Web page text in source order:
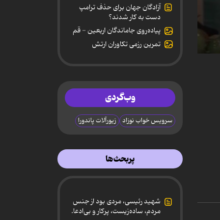
آزادگان جهان برای حذف ترامپ
دست به کار شدند؟
پیاده‌روی جاماندگان اربعین - قم
تمرین رزمی تکاوران ارتش
وب‌گردی
سرویس خواب نوزاد زیورآلات پاندورا
پربحث‌ها
شهید رئیسی، مردی بود از جنس
مردم، ساده‌زیست، پرکار و بی‌ادعا.